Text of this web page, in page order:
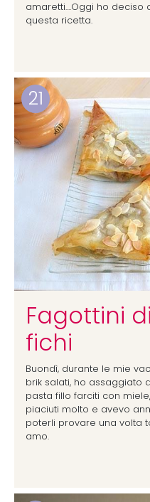
amaretti....Oggi ho
questa ricetta.
21
Fagottini
fichi
Buondì, durante le mie
brik salati, ho assaggiato
pasta fillo farciti con
piaciuti molto e avevo
poterli provare una volta
amo.